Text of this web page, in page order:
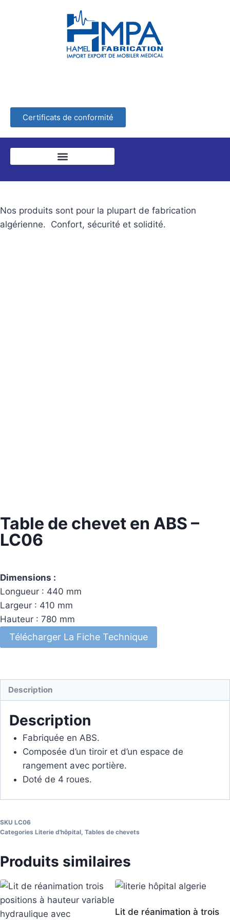
Certificats de conformité
Nos produits sont pour la plupart de fabrication
algérienne. Confort, sécurité et solidité.
Table de chevet en ABS –
LC06
Dimensions :
Longueur : 440 mm
Largeur : 410 mm
Hauteur : 780 mm
Télécharger La Fiche Technique
Description
Description
Fabriquée en ABS.
Composée d’un tiroir et d’un espace de
rangement avec portière.
Doté de 4 roues.
SKU LC06
Categories Literie d'hôpital, Tables de chevets
Produits similaires
Lit de réanimation à trois